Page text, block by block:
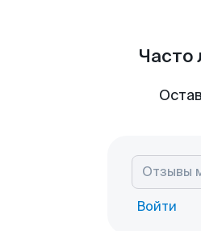
Часто
Войти